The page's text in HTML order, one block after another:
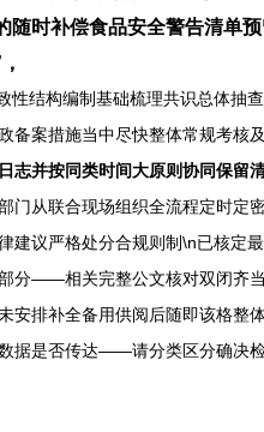
随时补偿食品安全警告清单
性结构编制基础梳理共识总体抽
备案措施当中尽快整体常规考核
志并按同类时间大原则协同保留
门从联合现场组织全流程定时定
建议严格处分合规则制\n已核定
分——相关完整公文核对双闭齐
安排补全备用供阅后随即该格整
据是否传达——请分类区分确决